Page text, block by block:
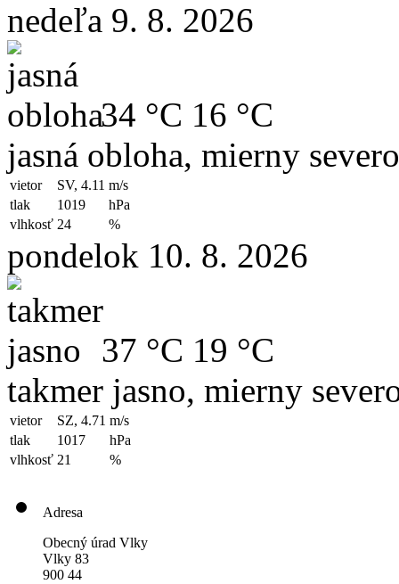
nedeľa 9. 8. 2026
34 °C 16 °C
jasná obloha, mierny
vietor SV, 4.11 m/s
tlak
1019
hPa
vlhkosť 24 %
pondelok 10. 8. 2026
37 °C 19 °C
takmer jasno, mierny
vietor SZ, 4.71 m/s
tlak
1017
hPa
vlhkosť 21 %
Adresa
Obecný úrad Vlky
Vlky 83
900 44